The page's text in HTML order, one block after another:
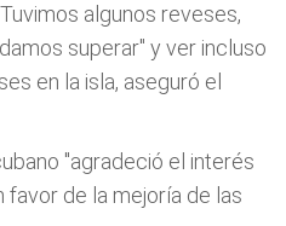
algunos reveses,
superar" y ver incluso
en la isla, aseguró el
"agradeció el interés
de la mejoría de las